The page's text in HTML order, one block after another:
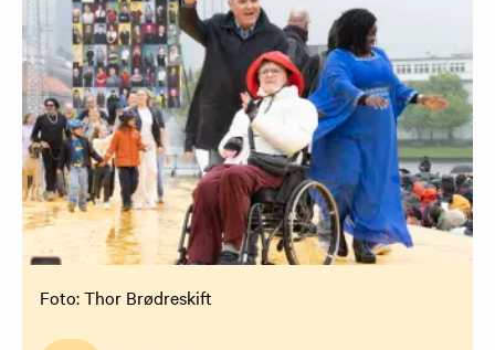
Foto: Thor Brødreskift